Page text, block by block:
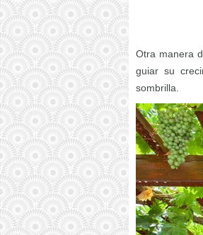
Otra manera
guiar su
sombrilla.